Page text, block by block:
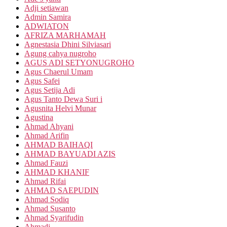
Adji setiawan
Admin Samira
ADWIATON
AFRIZA MARHAMAH
Agnestasia Dhini Silviasari
Agung cahya nugroho
AGUS ADI SETYONUGROHO
Agus Chaerul Umam
Agus Safei
Agus Setija Adi
Agus Tanto Dewa Suri i
Agusnita Helvi Munar
Agustina
Ahmad Ahyani
Ahmad Arifin
AHMAD BAIHAQI
AHMAD BAYUADI AZIS
Ahmad Fauzi
AHMAD KHANIF
Ahmad Rifai
AHMAD SAEPUDIN
Ahmad Sodiq
Ahmad Susanto
Ahmad Syarifudin